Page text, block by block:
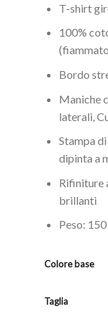
T-shirt
100%
Bordo
Maniche
laterali,
Stampa
dipinta a
Rifiniture
brillanti
Peso:
Colore base
Taglia